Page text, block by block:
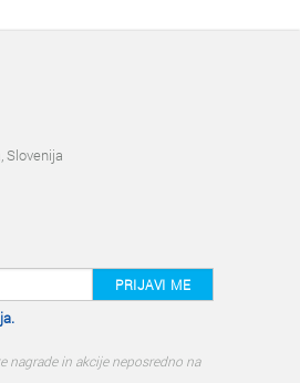
Slovenija
PRIJAVI ME
nagrade in akcije neposredno na